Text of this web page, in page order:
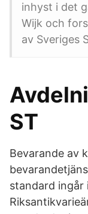
inhyst i det
Wijk och
av Sveriges
ST
Bevarande av
standard ingår